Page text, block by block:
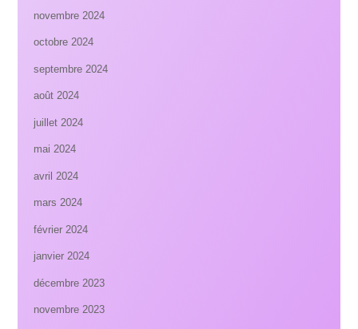
novembre 2024
octobre 2024
septembre 2024
août 2024
juillet 2024
mai 2024
avril 2024
mars 2024
février 2024
janvier 2024
décembre 2023
novembre 2023